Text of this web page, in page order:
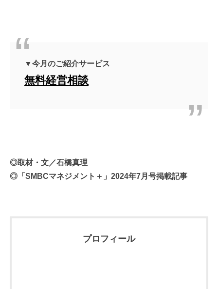
▼今月のご紹介サービス
無料経営相談
◎取材・文／石橋真理
◎「SMBCマネジメント＋」2024年7月号掲載記事
プロフィール